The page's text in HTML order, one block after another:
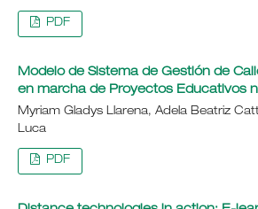
PDF
Modelo de Sistema de Gestión de
en marcha de Proyectos Educativos
Myriam Gladys Llarena, Adela Beatriz
Luca
PDF